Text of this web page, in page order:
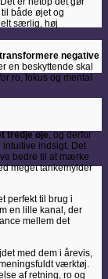
både øjet og
særlig, høj
negative
en beskyttende skal
ro, fokus og mental
tredje øje, og derfor
indsigt. Det
bedre til at mærke
meget tankemylder
perfekt til brug i
en lille kanal, der
mellem det
med dem i årevis,
værktøj.
af retning, ro og